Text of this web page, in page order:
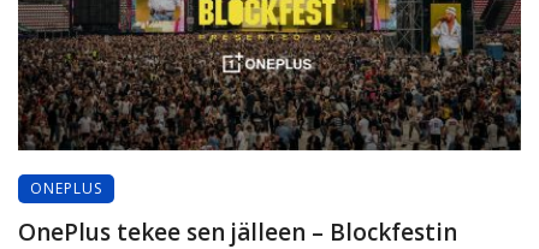
ONEPLUS
OnePlus tekee sen jälleen – Blockfestin